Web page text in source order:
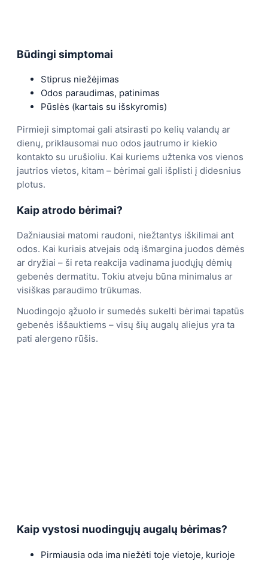
Būdingi simptomai
Stiprus niežėjimas
Odos paraudimas, patinimas
Pūslės (kartais su išskyromis)
Pirmieji simptomai gali atsirasti po kelių valandų ar
dienų, priklausomai nuo odos jautrumo ir kiekio
kontakto su urušioliu. Kai kuriems užtenka vos vienos
jautrios vietos, kitam – bėrimai gali išplisti į didesnius
plotus.
Kaip atrodo bėrimai?
Dažniausiai matomi raudoni, niežtantys iškilimai ant
odos. Kai kuriais atvejais odą išmargina juodos dėmės
ar dryžiai – ši reta reakcija vadinama juodųjų dėmių
gebenės dermatitu. Tokiu atveju būna minimalus ar
visiškas paraudimo trūkumas.
Nuodingojo ąžuolo ir sumedės sukelti bėrimai tapatūs
gebenės iššauktiems – visų šių augalų aliejus yra ta
pati alergeno rūšis.
Kaip vystosi nuodingųjų augalų bėrimas?
Pirmiausia oda ima niežėti toje vietoje, kurioje